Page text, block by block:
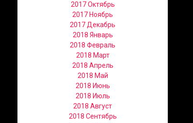
2017 Октябрь
2017 Ноябрь
2017 Декабрь
2018 Январь
2018 Февраль
2018 Март
2018 Апрель
2018 Май
2018 Июнь
2018 Июль
2018 Август
2018 Сентябрь